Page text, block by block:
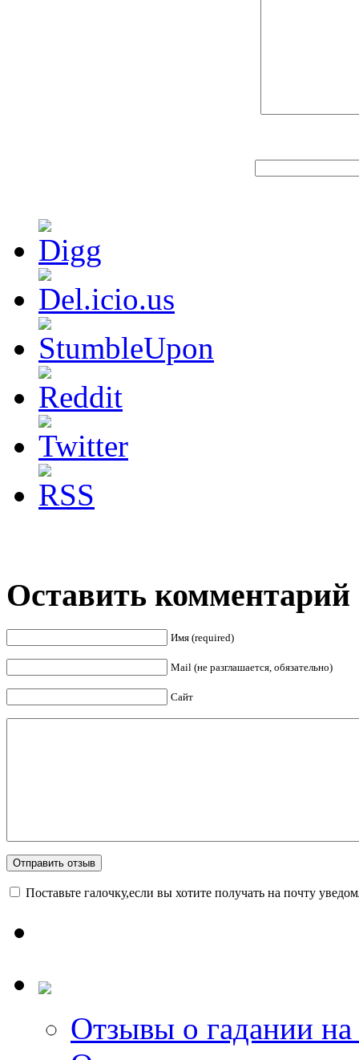
Оставить комментарий
Имя (required)
Mail (не разглашается, обязательно)
Сайт
Поставьте галочку,если вы хотите получать на почту
Отзывы о гадании на